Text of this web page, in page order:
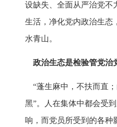
设缺失、全面从严治党不
生活，净化党内政治生态
水青山。
政治生态是检验管党治
“蓬生麻中，不扶而直
黑”。人在集体中都会受
响，而党员所受到的各种